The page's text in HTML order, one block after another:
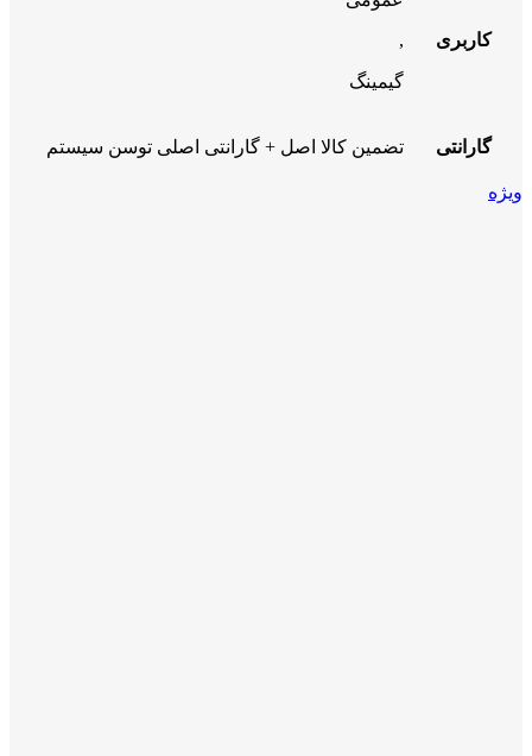
کاربری
,
گیمینگ
گارانتی تضمین کالا اصل + گارانتی اصلی توسن سیستم
ویژه